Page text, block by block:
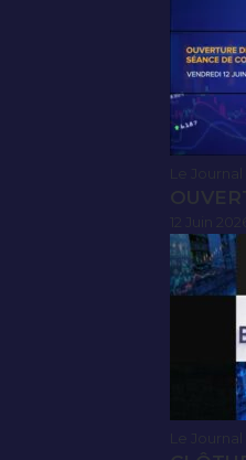
Le Journal
Le Journal